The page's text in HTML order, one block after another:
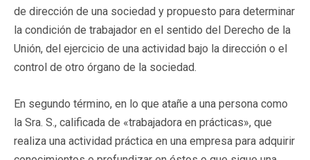
de dirección de una sociedad y propuesto para determinar
la condición de trabajador en el sentido del Derecho de la
Unión, del ejercicio de una actividad bajo la dirección o el
control de otro órgano de la sociedad.
En segundo término, en lo que atañe a una persona como
la Sra. S., calificada de «trabajadora en prácticas», que
realiza una actividad práctica en una empresa para adquirir